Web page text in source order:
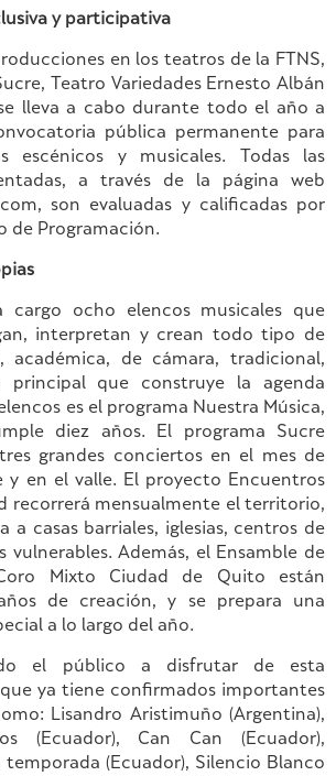
y participativa
en los teatros de la FTNS,
Teatro Variedades Ernesto Albán
lleva a cabo durante todo el año a
pública permanente para
escénicos y musicales. Todas las
a través de la página web
son evaluadas y calificadas por
de Programación.
cargo ocho elencos musicales que
interpretan y crean todo tipo de
académica, de cámara, tradicional,
principal que construye la agenda
es el programa Nuestra Música,
diez años. El programa Sucre
grandes conciertos en el mes de
y en el valle. El proyecto Encuentros
recorrerá mensualmente el territorio,
a casas barriales, iglesias, centros de
vulnerables. Además, el Ensamble de
Mixto Ciudad de Quito están
de creación, y se prepara una
a lo largo del año.
el público a disfrutar de esta
que ya tiene confirmados importantes
Lisandro Aristimuño (Argentina),
(Ecuador), Can Can (Ecuador),
temporada (Ecuador), Silencio Blanco